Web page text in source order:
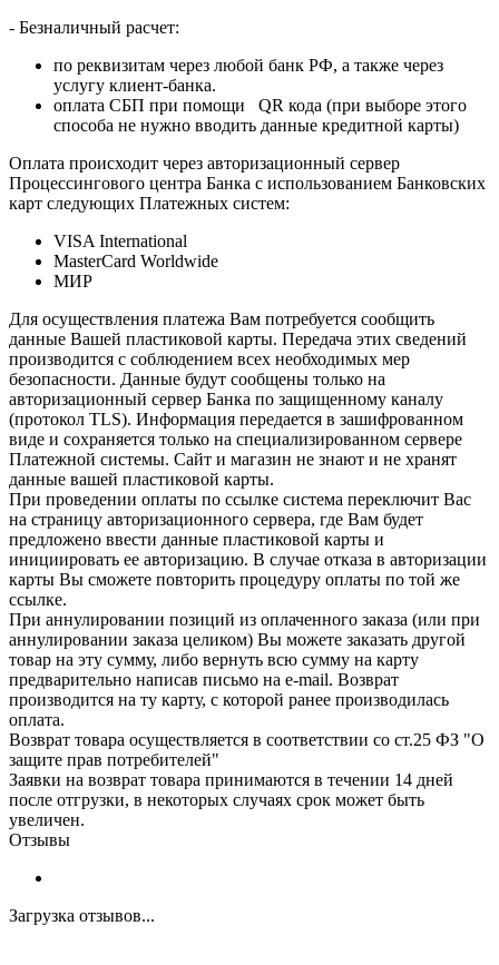
- Безналичный расчет:
по реквизитам через любой банк РФ, а также через
услугу клиент-банка.
оплата СБП при помощи QR кода (при выборе этого
способа не нужно вводить данные кредитной карты)
Оплата происходит через авторизационный сервер
Процессингового центра Банка с использованием Банковских
карт следующих Платежных систем:
VISA International
MasterCard Worldwide
МИР
Для осуществления платежа Вам потребуется сообщить
данные Вашей пластиковой карты. Передача этих сведений
производится с соблюдением всех необходимых мер
безопасности. Данные будут сообщены только на
авторизационный сервер Банка по защищенному каналу
(протокол TLS). Информация передается в зашифрованном
виде и сохраняется только на специализированном сервере
Платежной системы. Сайт и магазин не знают и не хранят
данные вашей пластиковой карты.
При проведении оплаты по ссылке система переключит Вас
на страницу авторизационного сервера, где Вам будет
предложено ввести данные пластиковой карты и
инициировать ее авторизацию. В случае отказа в авторизации
карты Вы сможете повторить процедуру оплаты по той же
ссылке.
При аннулировании позиций из оплаченного заказа (или при
аннулировании заказа целиком) Вы можете заказать другой
товар на эту сумму, либо вернуть всю сумму на карту
предварительно написав письмо на e-mail. Возврат
производится на ту карту, с которой ранее производилась
оплата.
Возврат товара осуществляется в соответствии со ст.25 ФЗ "О
защите прав потребителей"
Заявки на возврат товара принимаются в течении 14 дней
после отгрузки, в некоторых случаях срок может быть
увеличен.
Отзывы
Загрузка отзывов...